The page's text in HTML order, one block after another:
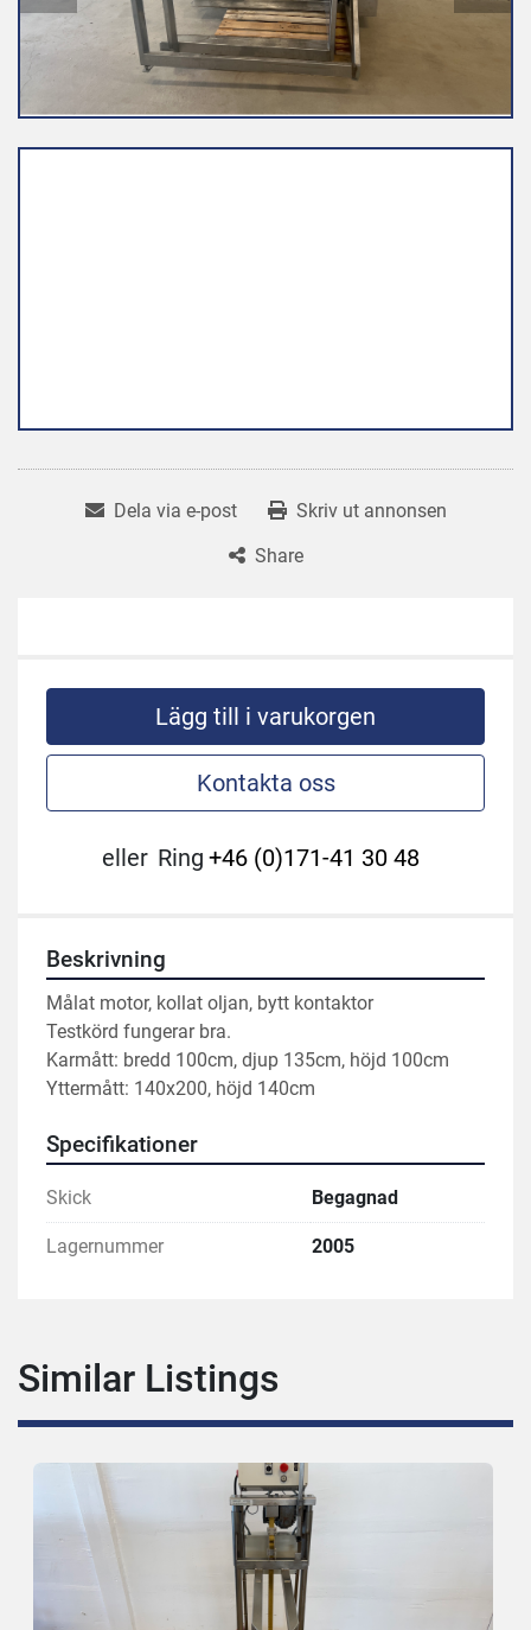
Dela via e-post
Skriv ut annonsen
Share
Lägg till i varukorgen
Kontakta oss
eller Ring +46 (0)171-41 30 48
Beskrivning
Målat motor, kollat oljan, bytt kontaktor
Testkörd fungerar bra.
Karmått: bredd 100cm, djup 135cm, höjd 100cm
Yttermått: 140x200, höjd 140cm
Specifikationer
Skick Begagnad
Lagernummer 2005
Similar Listings